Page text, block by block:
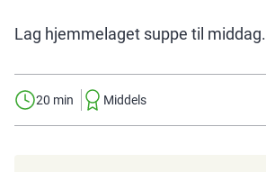
Lag hjemmelaget suppe til middag.
20 min Middels